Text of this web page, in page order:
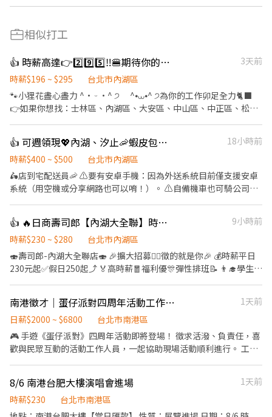
相似打工
👍 時薪高達👉2️⃣9️⃣5️⃣‼️🍔期待你的「麥」力演出🍟餐飲服務員
3天前
時薪$196 ~ $295
台北市內湖區
🐾小狸花盡心盡力 ^• ᵕ •^ ੭ ^⦁⩊⦁^ ੭為你的工作卯足全力🐈‍⬛
👉如果你想找：士林區、內湖區、大安區、中山區、中正區、松山
客服務 🍌 炸物製餐 🍑 廚具、環境清潔維護 🫐 主管交辦事宜 🍉 內外
場都會接觸唷 .˚⊹ ⁺‧ 【工作時間】 ‧⁺ ⊹˚. ☀️ 早班：07:00 - 14:00
🌙 晚班：16:00 - 23:00 ⭐ 夜班：21:00 - 02:00 ⚠️每間店有缺的時段
不同，應徵時請告知我要應徵哪一區或哪間店 .˚⊹ ⁺‧ 【薪資制度】
📌 採排休制（無固定休） 🗓️ 周一至週日皆需排班 🚫 周六、周日可
排休不可固定休 .˚⊹ ⁺‧ 【上班地點】 ‧⁺ ⊹˚. 👉士林區 台北士林店
內湖區內湖路一段283號 台北舊宗二店📍台北市內湖區舊宗路一段
275號 👉大安區 羅斯福店📍台北市大安區羅斯福路二段45號 台北麟
光店📍台北市大安區和平東路三段406巷8號 台北復興二店📍台北市
大安區復興南路二段273號 台北光復店📍台北市大安區光復南路286
📍台北市中山區南京東路三段210之1號 👉中正區 林森二店📍台北
市中正區林森南路1號 台北濟南店📍台北市中正區濟南路二段66號
台北館前店📍台北市中正區館前路8號 台北公園店📍台北市中正區
公園路30-1號 台北南昌店📍台北市中正區南昌路一段149號 👉松山
區 台北民生店📍台北市松山區民生東路三段135號 台北民權店📍台
北市松山區民權東路三段128號 台北南京二店📍台北市松山區南京
東路五段162號 台北南京六店📍台北市松山區南京東路四段57號 👉
信義區 忠孝四店📍台北市信義區忠孝東路五段522號 台北101店📍
👍 可週領現💖內湖、汐止🦐蝦皮包裏外送員/免經驗平均50～80K，公司車
18小時前
時薪$400 ~ $500
台北市內湖區
🛵店到宅配送員🦐 ⚠️要有安卓手機：因為外送系統目前僅支援安卓
系統（用空機或分享網路也可以唷！）。 ⚠️自備機車也可騎公司電
👉👉👉至門市自行取貨配送，沒有傳統宅配人事問題 📌 工作內
容： ↪︎ 騎機車(自備或公司車)將包裏從門市配送至買家地點(範圍
3km內) 在我們這裡的夥伴收入大概長這樣： 🛵 隨便送送（熟悉路
線中）：$40,000 ~ $60,000 元 / 月 🛵 乖乖聽話送（穩定出勤）：
✅ 領薪彈性：每月15號準時發薪（可匯款/領現），亦可配合【每週
領薪】，週週有錢花！ ━━━━━━━━━━━━━━━━━ 📍
━━━━━━━━━━━━━━━━━ 台北市、新北市各行政區皆
有缺額（文山、林口、板橋、永和、中和、新店、三重、新莊、樹
林、土城、淡水、信義、大同、萬華、松山、中山、內湖...等） 點
擊立即應徵，私訊告知小編你想送哪一區，馬上幫你保留就近站
點！ ━━━━━━━━━━━━━━━━━ 📩 【火速卡位應徵流
程】 ➊ 點擊填寫廠商制式履歷（1分鐘完成，快速安排送審）： 👉
👍 🔥日商壽司郎【內湖大全聯】時薪230元起-兼職人員🙆‍♀️六日250元起💰
9小時前
時薪$230 ~ $280
台北市內湖區
🍣壽司郎-內湖大全聯店🍣 🎉擴大招募🙆‍♀️徵的就是你🎉 💰時薪平日
230元起✅️假日250起⤴️ 🏅高時薪🧧福利優🎊彈性排班📝 👨‍🎓學生打
經驗者也可以加入！！！ ✅️歡迎開學打工、假日兼職、二度就業、
外籍學生、實習簽約。 ✅️彈性排班：08:30~23:00(請於面試時與店
長確認班表) ✅️不管是平日早班、週末假日班、放學後打烊班皆有職
缺，歡迎直接投遞履歷！ ⭕工作內容 ▪外場🎈 帶客入座→介紹、
理維護......等。 ▪洗碗區🫧 餐具清洗、環境整理整頓、環境清洗......
等。 ✨️在職教育訓練完善，無經驗者也OK✨️ ⭕獎金福利 ▪生日禮
南港徵才｜蛋仔派對四周年活動工作人員】
1天前
日薪$2000 ~ $6800
台北市南港區
🎮 手遊《蛋仔派對》四周年活動即將登場！ 徵求活潑、負責任，喜
歡與民眾互動的活動工作人員，一起協助現場活動順利進行。 工作
NT$2,000 • 8/15（六）10:30－19:30｜活動執行｜薪資 NT$2,000
• 8/16（日）10:30－19:30｜活動執行、撤場協助｜薪資
NT$2,000 • 完整配合四天者，合計薪資 NT$6,800。 工作內容 •
8/6 南港台肥大樓演唱會進場
1天前
時薪$230
台北市南港區